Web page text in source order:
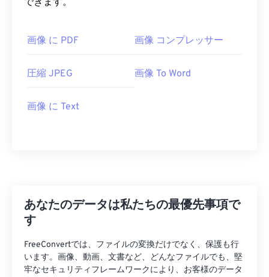
できます。
画像 に PDF 画像 コンプレッサー
圧縮 JPEG 画像 To Word
画像 に Text
あなたのデータは私たちの最優先事項で
す
FreeConvertでは、ファイルの変換だけでなく、保護も行
います。画像、動画、文書など、どんなファイルでも、堅
牢なセキュリティフレームワークにより、お客様のデータ